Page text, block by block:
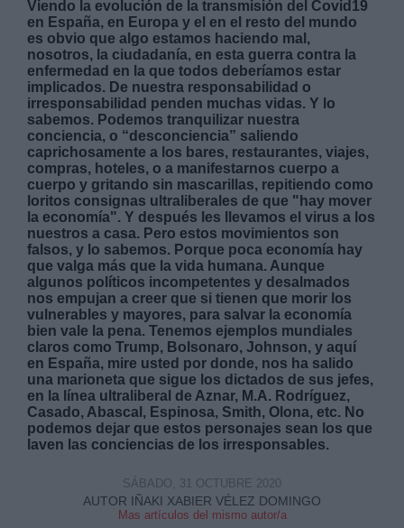
Viendo la evolución de la transmisión del Covid19
en España, en Europa y el en el resto del mundo
es obvio que algo estamos haciendo mal,
nosotros, la ciudadanía, en esta guerra contra la
enfermedad en la que todos deberíamos estar
implicados. De nuestra responsabilidad o
irresponsabilidad penden muchas vidas. Y lo
sabemos. Podemos tranquilizar nuestra
conciencia, o “desconciencia” saliendo
caprichosamente a los bares, restaurantes, viajes,
compras, hoteles, o a manifestarnos cuerpo a
cuerpo y gritando sin mascarillas, repitiendo como
loritos consignas ultraliberales de que "hay mover
la economía". Y después les llevamos el virus a los
nuestros a casa. Pero estos movimientos son
falsos, y lo sabemos. Porque poca economía hay
que valga más que la vida humana. Aunque
algunos políticos incompetentes y desalmados
nos empujan a creer que si tienen que morir los
vulnerables y mayores, para salvar la economía
bien vale la pena. Tenemos ejemplos mundiales
claros como Trump, Bolsonaro, Johnson, y aquí
en España, mire usted por donde, nos ha salido
una marioneta que sigue los dictados de sus jefes,
en la línea ultraliberal de Aznar, M.A. Rodríguez,
Casado, Abascal, Espinosa, Smith, Olona, etc. No
podemos dejar que estos personajes sean los que
laven las conciencias de los irresponsables.
AUTOR IÑAKI XABIER VÉLEZ DOMINGO
Mas artículos del mismo autor/a
SÁBADO, 31 OCTUBRE 2020